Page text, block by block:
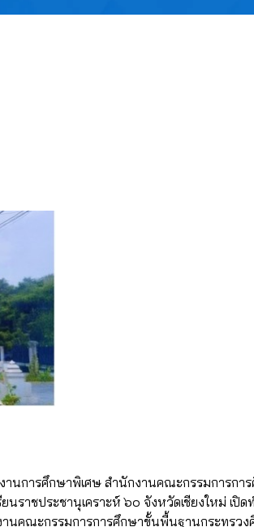
านการศึกษาพิเศษ สำนักงานคณะกรรมการก
นราชประชานุเคราะห์ ๖๐ จังหวัดเชียงใหม่ เปิ
านคณะกรรมการการศึกษาขั้นพื้นฐานกระทรวง